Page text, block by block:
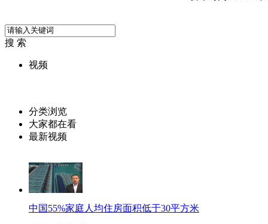
搜 索
视频
分类浏览
大家都在看
最新视频
中国55%家庭人均住房面积低于30平方米